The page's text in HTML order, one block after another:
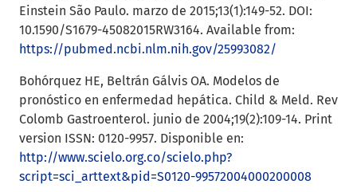
Einstein São Paulo. marzo de 2015;13(1):149-52. DOI:
10.1590/S1679-45082015RW3164. Available from:
https://pubmed.ncbi.nlm.nih.gov/25993082/
Bohórquez HE, Beltrán Gálvis OA. Modelos de
pronóstico en enfermedad hepática. Child & Meld. Rev
Colomb Gastroenterol. junio de 2004;19(2):109-14. Print
version ISSN: 0120-9957. Disponible en:
http://www.scielo.org.co/scielo.php?
script=sci_arttext&pid=S0120-99572004000200008